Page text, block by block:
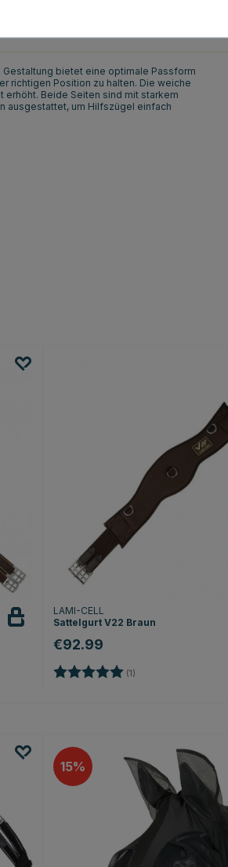
bietet eine optimale Passform
richtigen Position zu halten. Die weiche
Beide Seiten sind mit starkem
ausgestattet, um Hilfszügel einfach
LAMI-CELL
Sattelgurt V22 Braun
€92.99
Bewertung: (1)
15